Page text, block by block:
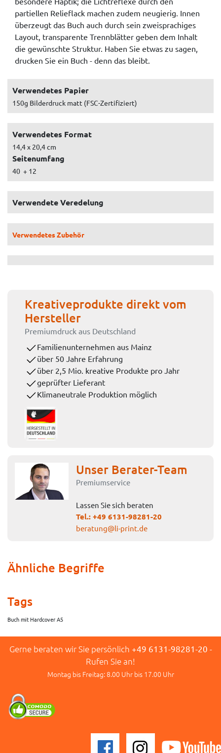
partiellen Relieflack machen zudem neugierig. Innen
überzeugt das Buch auch durch sein zweisprachiges
Layout, transparente Trennblätter geben dem Inhalt
die gewünschte Struktur. Haben Sie etwas zu sagen,
drucken Sie ein Buch - denn das bleibt.
Verwendetes Papier
150g Bilderdruck matt (FSC-Zertifiziert)
Verwendetes Format
14,4 x 20,4 cm
Seitenumfang
40 + 12
Verwendete Veredelung
Verwendetes Zubehör
Kreativeprodukte direkt vom
Hersteller
Premiumdruck aus Deutschland
Familienunternehmen aus Mainz
über 50 Jahre Erfahrung
über 2,5 Mio. kreative Produkte pro Jahr
geprüfter Lieferant
Klimaneutrale Produktion möglich
Unser Berater-Team
Premiumservice
Lassen Sie sich beraten
Tel.:+49 6131-98281-20
beratung@li-print.de
Ähnliche Begriffe
Tags
Buch mit Hardcover A5
Gerne beraten wir Sie persönlich +49 6131-98281-20 -
Rufen Sie an!
Montag bis Freitag: 8.00 Uhr bis 17.00 Uhr